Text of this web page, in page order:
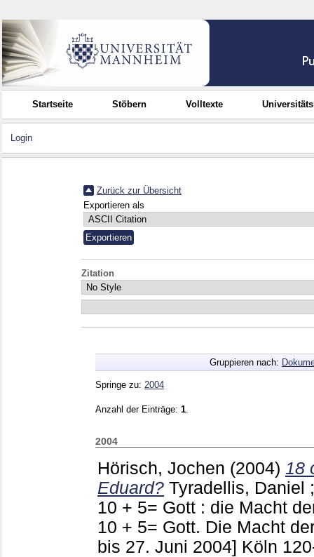
Startseite Stöbern Volltexte
Login
Zurück zur Übersicht
Exportieren als
Zitation
Gruppieren nach:
Springe zu: 2004
Anzahl der Einträge: 1
2004
Hörisch, Jochen (2004) 18
Eduard? Tyradellis, Daniel
10 + 5= Gott : die Macht
10 + 5= Gott. Die Macht
bis 27. Juni 2004] Köln